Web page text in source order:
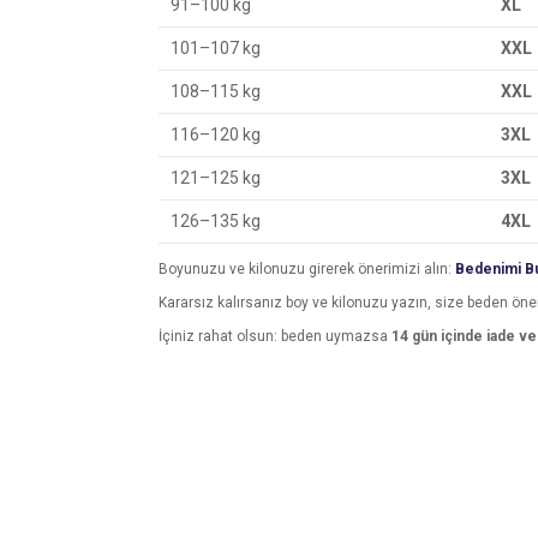
91–100 kg XL
101–107 kg XXL
108–115 kg XXL
116–120 kg 3XL
121–125 kg 3XL
126–135 kg 4XL
Boyunuzu ve kilonuzu girerek önerimizi alın: Bedenimi
Kararsız kalırsanız boy ve kilonuzu yazın, size beden
İçiniz rahat olsun: beden uymazsa 14 gün içinde iade